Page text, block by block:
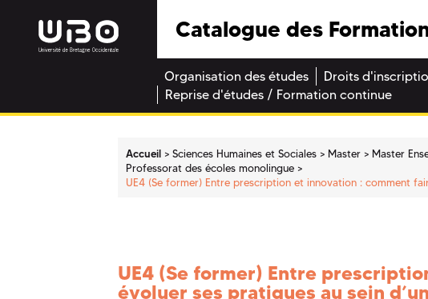
Catalogue des
Organisation des études Droits
Reprise d'études / Formation continue
Accueil Sciences Humaines et Sociales Master
Master
Professorat des écoles monolingue
UE4 (Se former) Entre prescription et innovation : comment
UE4 (Se former) Entre
évoluer ses pratiques au sein